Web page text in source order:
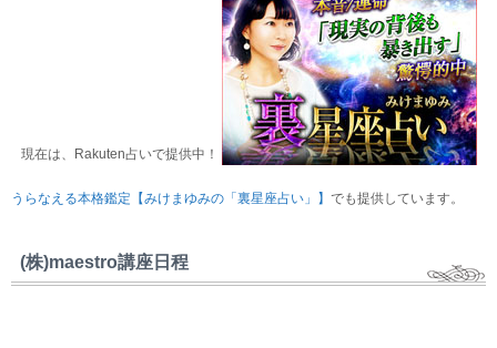
現在は、Rakuten占いで提供中！
うらなえる本格鑑定【みけまゆみの「裏星座占い」】 でも提供しています。
(株)maestro講座日程